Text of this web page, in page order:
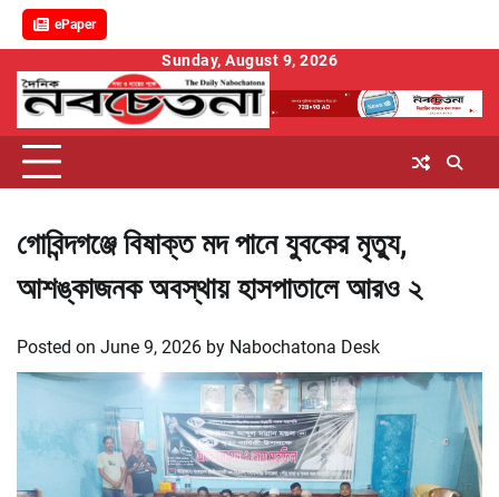
ePaper
content
Sunday, August 9, 2026
গোবিন্দগঞ্জে বিষাক্ত মদ পানে যুবকের মৃত্যু,
আশঙ্কাজনক অবস্থায় হাসপাতালে আরও ২
Posted on June 9, 2026 by Nabochatona Desk